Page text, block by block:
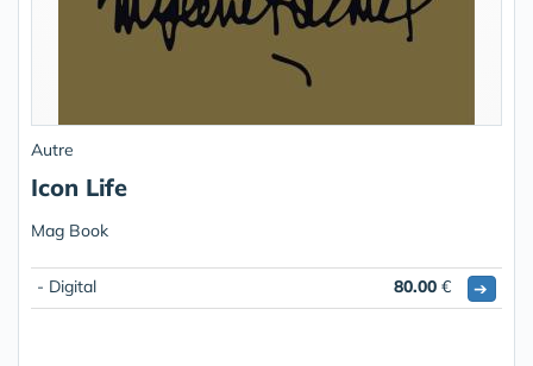
Autre
Icon Life
Mag Book
- Digital 80.00 € ➔